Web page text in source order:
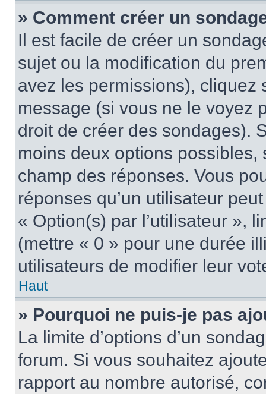
» Comment créer un
Il est facile de créer un
sujet ou la modification du
avez les permissions), cliquez
message (si vous ne le voyez
droit de créer des sondages).
moins deux options
champ des réponses. Vous
réponses qu’un utilisateur
« Option(s) par l’utilisateur »,
(mettre « 0 » pour une durée
utilisateurs de modifier leur
Haut
» Pourquoi ne puis-je pas
La limite d’options d’un
forum. Si vous souhaitez
rapport au nombre autorisé,